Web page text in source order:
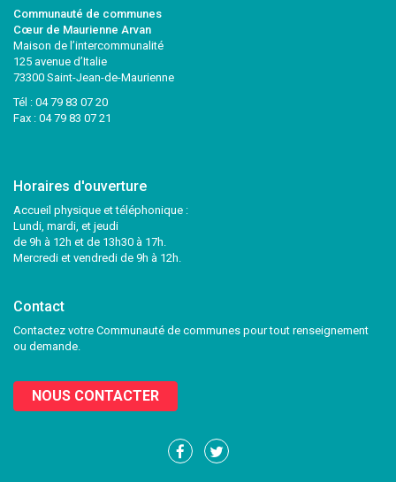
Communauté de communes
Cœur de Maurienne Arvan
Maison de l’intercommunalité
125 avenue d’Italie
73300 Saint-Jean-de-Maurienne
Tél : 04 79 83 07 20
Fax : 04 79 83 07 21
Horaires d'ouverture
Accueil physique et téléphonique :
Lundi, mardi, et jeudi
de 9h à 12h et de 13h30 à 17h.
Mercredi et vendredi de 9h à 12h.
Contact
Contactez votre Communauté de communes pour tout renseignement
ou demande.
NOUS CONTACTER
Lien
Lien